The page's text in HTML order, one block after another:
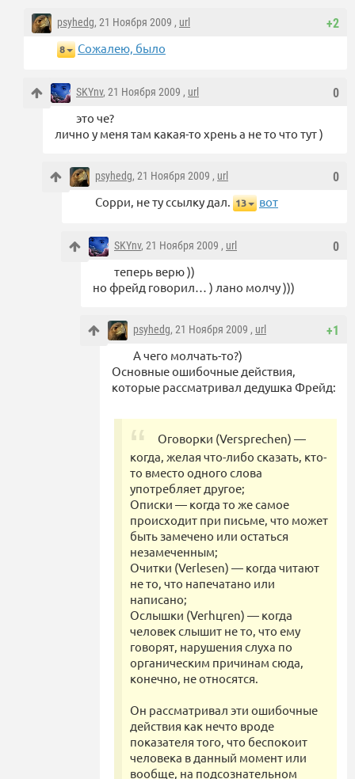
+2
psyhedg, 21 Ноября 2009 , url
8 Сожалею, было
0
SKYnv, 21 Ноября 2009 , url
это че?
лично у меня там какая-то хрень а не то что тут )
0
psyhedg, 21 Ноября 2009 , url
Сорри, не ту ссылку дал. 13 вот
0
SKYnv, 21 Ноября 2009 , url
теперь верю ))
но фрейд говорил… ) лано молчу )))
+1
psyhedg, 21 Ноября 2009 , url
А чего молчать-то?)
Основные ошибочные действия,
которые рассматривал дедушка Фрейд:
Оговорки (Versprechen) —
когда, желая что-либо сказать, кто-
то вместо одного слова
употребляет другое;
Описки — когда то же самое
происходит при письме, что может
быть замечено или остаться
незамеченным;
Очитки (Verlesen) — когда читают
не то, что напечатано или
написано;
Ослышки (Verhцren) — когда
человек слышит не то, что ему
говорят, нарушения слуха по
органическим причинам сюда,
конечно, не относятся.
Он рассматривал эти ошибочные
действия как нечто вроде
показателя того, что беспокоит
человека в данный момент или
вообще, на подсознательном